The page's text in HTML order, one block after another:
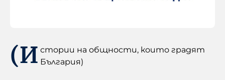
(И стории на общности, които градят
България)